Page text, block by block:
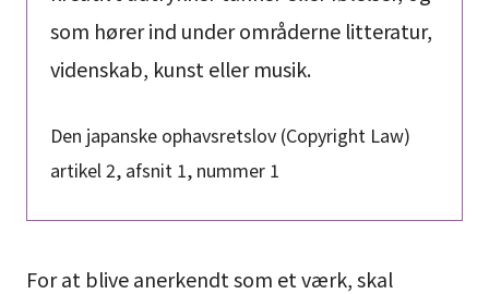
som hører ind under områderne litteratur,
videnskab, kunst eller musik.
Den japanske ophavsretslov (Copyright Law)
artikel 2, afsnit 1, nummer 1
For at blive anerkendt som et værk, skal